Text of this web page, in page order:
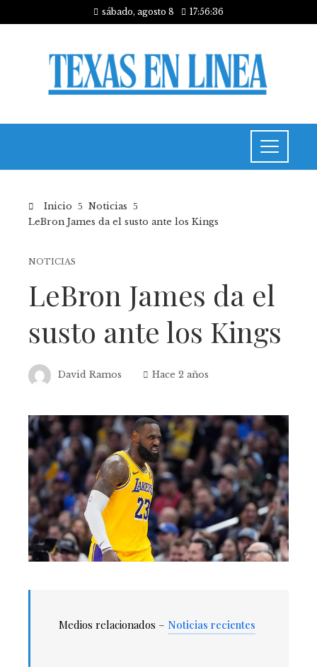
sábado, agosto 8 17:56:37
Inicio
Noticias
LeBron James da el susto ante los Kings
NOTICIAS
LeBron James da el
susto ante los Kings
David Ramos Hace 2 años
Medios relacionados – Noticias recientes